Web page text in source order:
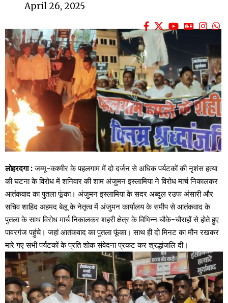
April 26, 2025
लोहरदगा :जम्मू-कश्मीर के पहलगाम में दो दर्जन से अधिक पर्यटकों की नृशंस हत्या
की घटना के विरोध में शनिवार की शाम अंजुमन इस्लामिया ने विरोध मार्च निकालकर
आतंकवाद का पुतला फूंका। अंजुमन इस्लामिया के सदर अब्दुल रउफ अंसारी और
सचिव शाहिद अहमद बेलू के नेतृत्व में अंजुमन कार्यालय के समीप से आतंकवाद के
पुतला के साथ विरोध मार्च निकालकर शहरी क्षेत्र के विभिन्न चौके-चौराहों से होते हुए
पावरगंज पहुंचे। जहां आतंकवाद का पुतला फूंका। साथ ही दो मिनट का मौन रखकर
मारे गए सभी पर्यटकों के प्रति शोक संवेदना प्रकट कर श्रद्धांजलि दी।